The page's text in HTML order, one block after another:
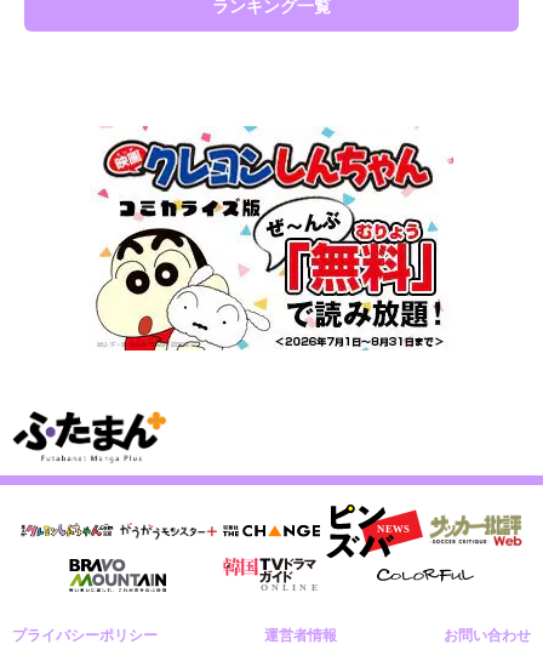
ランキング一覧
プライバシーポリシー 運営者情報 お問い合わせ